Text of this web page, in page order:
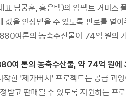
표 남궁훈, 홍은택)의 임팩트 커머스
값을 인정받을 수 있도록 판로를 열
여톤의 농축수산물이 74억 원의
여 톤의 농축수산물, 약 74억 원에
한 ‘제가버치’ 프로젝트는 공급 과
받고 판매될 수 있도록 지원하는 프